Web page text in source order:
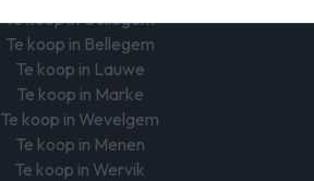
Te koop in Gullegem
Te koop in Bellegem
Te koop in Lauwe
Te koop in Marke
Te koop in Wevelgem
Te koop in Menen
Te koop in Wervik